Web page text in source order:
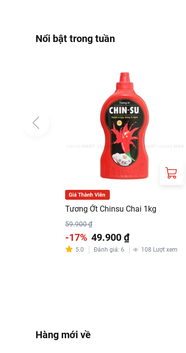
Nổi bật trong tuần
Tương Ớt Chinsu Chai 1kg
59.900 ₫
-17% 49.900 ₫
5.0 Đánh giá: 6 108 Lượt xem
Hàng mới về